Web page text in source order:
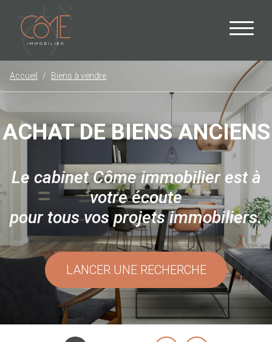
ACHAT DE BIENS ANCIENS
Le cabinet Côme immobilier est à
votre écoute
pour tous vos projets immobiliers.
LANCER UNE RECHERCHE
Accueil Biens à vendre